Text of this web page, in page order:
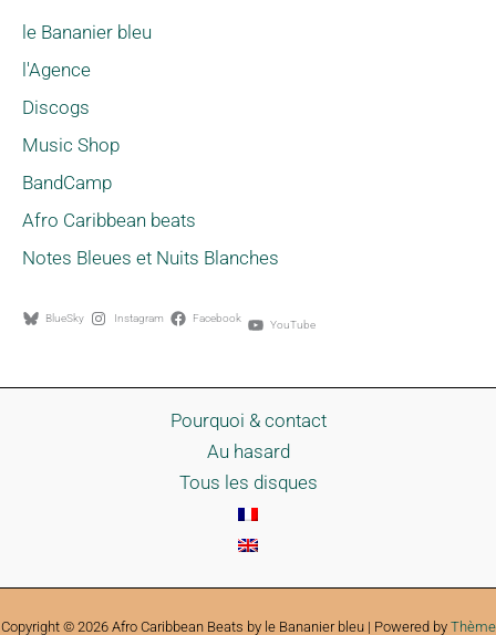
le Bananier bleu
l'Agence
Discogs
Music Shop
BandCamp
Afro Caribbean beats
Notes Bleues et Nuits Blanches
BlueSky Instagram Facebook YouTube
Pourquoi & contact
Au hasard
Tous les disques
Copyright © 2026 Afro Caribbean Beats by le Bananier bleu | Powered by Thème